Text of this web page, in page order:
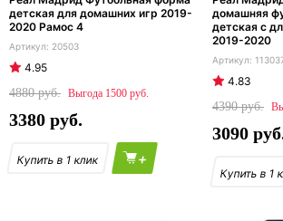
детская для домашних игр 2019-
2020 Рамос 4
20503
4.95
4880
1500
3380
+
домашняя
детская с
2019-2020
4.83
4390
3090